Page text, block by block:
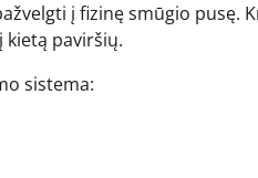
į fizinę smūgio pusę.
kietą paviršių.
sistema: